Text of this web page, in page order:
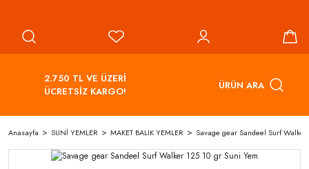
2.750 TL VE ÜZERİ
ÜCRETSİZ KARGO!
ÜRÜN ARA
Anasayfa SUNİ YEMLER MAKET BALIK YEMLER Savage gear Sandeel Surf